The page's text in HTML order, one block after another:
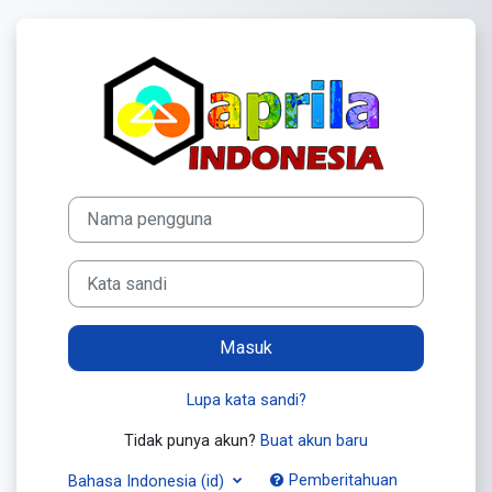
Masuk ke E-
Abaikan untuk membuat akun baru
Nama pengguna
Kata sandi
Masuk
Lupa kata sandi?
Tidak punya akun? Buat akun baru
Bahasa Indonesia ‎(id)‎ Pemberitahuan